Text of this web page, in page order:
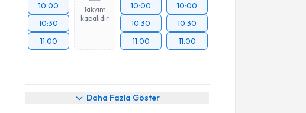
10:00
10:30
11:00
Takvim
kapalıdır
10:00
10:30
11:00
10:00
10:30
11:00
Daha Fazla Göster
Randevu Takvimi Talebi